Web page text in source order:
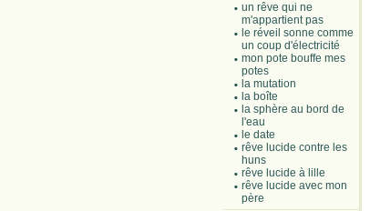
un rêve qui ne
m'appartient pas
le réveil sonne comme
un coup d'électricité
mon pote bouffe mes
potes
la mutation
la boîte
la sphère au bord de
l'eau
le date
rêve lucide contre les
huns
rêve lucide à lille
rêve lucide avec mon
père